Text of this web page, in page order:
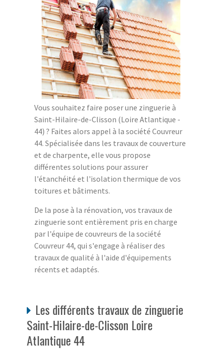
Vous souhaitez faire poser une zinguerie à
Saint-Hilaire-de-Clisson (Loire Atlantique -
44) ? Faites alors appel à la société Couvreur
44. Spécialisée dans les travaux de couverture
et de charpente, elle vous propose
différentes solutions pour assurer
l'étanchéité et l'isolation thermique de vos
toitures et bâtiments.
De la pose à la rénovation, vos travaux de
zinguerie sont entièrement pris en charge
par l'équipe de couvreurs de la société
Couvreur 44, qui s'engage à réaliser des
travaux de qualité à l'aide d'équipements
récents et adaptés.
Les différents travaux de zinguerie
Saint-Hilaire-de-Clisson Loire
Atlantique 44